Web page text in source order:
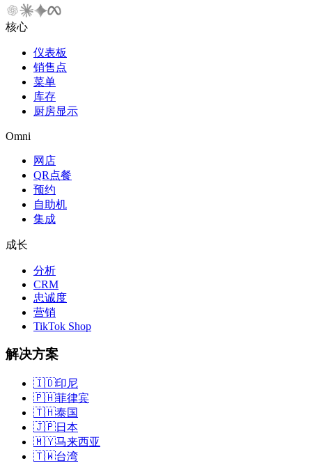
核心
仪表板
销售点
菜单
库存
厨房显示
Omni
网店
QR点餐
预约
自助机
集成
成长
分析
CRM
忠诚度
营销
TikTok Shop
解决方案
🇮🇩印尼
🇵🇭菲律宾
🇹🇭泰国
🇯🇵日本
🇲🇾马来西亚
🇹🇼台湾